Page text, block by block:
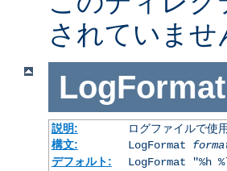
されていま
LogFormat
説明:
ログファイルで使
構文:
LogFormat
デフォルト:
LogFormat "%h